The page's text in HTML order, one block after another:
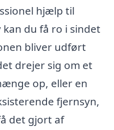
hjælp til
du få ro i sindet
bliver udført
drejer sig om et
op, eller en
fjernsyn,
det gjort af